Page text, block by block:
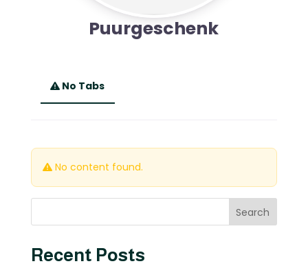
Puurgeschenk
No Tabs
No content found.
Search
Recent Posts